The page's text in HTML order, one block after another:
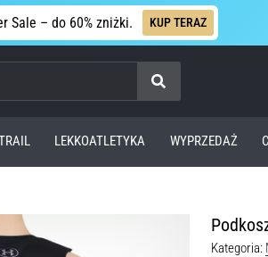
Sale – do 60% zniżki. KUP TERAZ
Szukaj
LEKKOATLETYKA WYPRZEDAŻ
Kategoria: